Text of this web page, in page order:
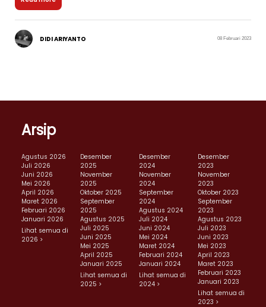
DIDI ARIYANTO 08 Februari 2023
Arsip
Agustus 2026
Juli 2026
Juni 2026
Mei 2026
April 2026
Maret 2026
Februari 2026
Januari 2026
Lihat semua di
2026 >
Desember
2025
November
2025
Oktober 2025
September
2025
Agustus 2025
Juli 2025
Juni 2025
Mei 2025
April 2025
Januari 2025
Lihat semua di
2025 >
Desember
2024
November
2024
September
2024
Agustus 2024
Juli 2024
Juni 2024
Mei 2024
Maret 2024
Februari 2024
Januari 2024
Lihat semua di
2024 >
Desember
2023
November
2023
Oktober 2023
September
2023
Agustus 2023
Juli 2023
Juni 2023
Mei 2023
April 2023
Maret 2023
Februari 2023
Januari 2023
Lihat semua di
2023 >